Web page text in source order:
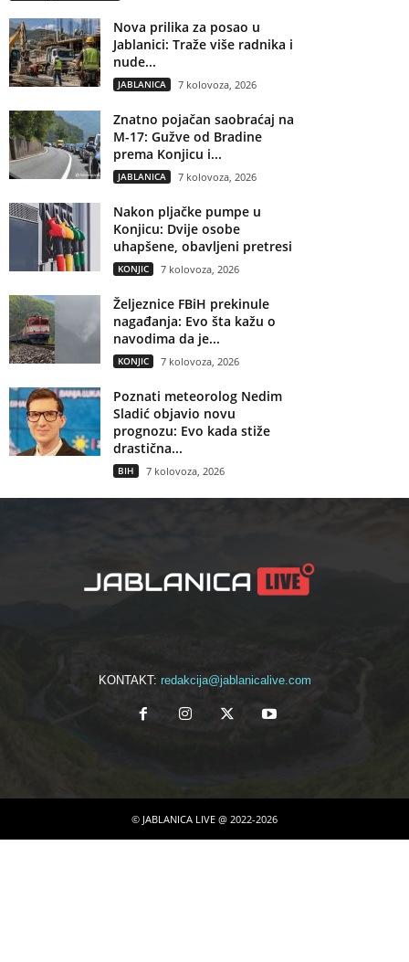
Nova prilika za posao u
Jablanici: Traže više radnika i
nude...
JABLANICA 7 kolovoza, 2026
Znatno pojačan saobraćaj na
M-17: Gužve od Bradine
prema Konjicu i...
JABLANICA 7 kolovoza, 2026
Nakon pljačke pumpe u
Konjicu: Dvije osobe
uhapšene, obavljeni pretresi
KONJIC 7 kolovoza, 2026
Željeznice FBiH prekinule
nagađanja: Evo šta kažu o
navodima da je...
KONJIC 7 kolovoza, 2026
Poznati meteorolog Nedim
Sladić objavio novu
prognozu: Evo kada stiže
drastična...
BIH 7 kolovoza, 2026
KONTAKT: redakcija@jablanicalive.com
© JABLANICA LIVE @ 2022-2026